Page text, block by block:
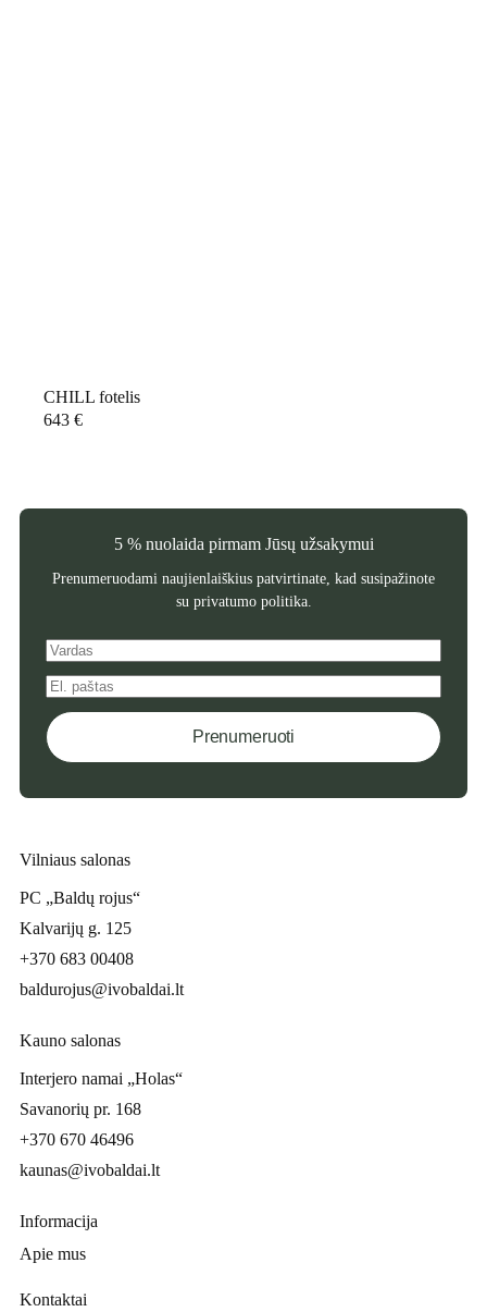
CHILL fotelis
643 €
5 % nuolaida pirmam Jūsų užsakymui
Prenumeruodami naujienlaiškius patvirtinate, kad susipažinote
su privatumo politika.
Prenumeruoti
Vilniaus salonas
PC „Baldų rojus“
Kalvarijų g. 125
+370 683 00408
baldurojus@ivobaldai.lt
Kauno salonas
Interjero namai „Holas“
Savanorių pr. 168
+370 670 46496
kaunas@ivobaldai.lt
Informacija
Apie mus
Kontaktai